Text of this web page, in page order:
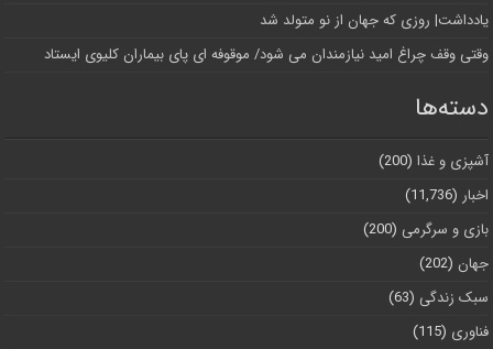
یادداشت| روزی که جهان از نو متولد شد
وقتی وقف چراغ امید نیازمندان می شود/ موقوفه ای پای بیماران کلیوی ایستاد
دسته‌ها
آشپزی و غذا (200)
اخبار (11,736)
بازی و سرگرمی (200)
جهان (202)
سبک زندگی (63)
فناوری (115)